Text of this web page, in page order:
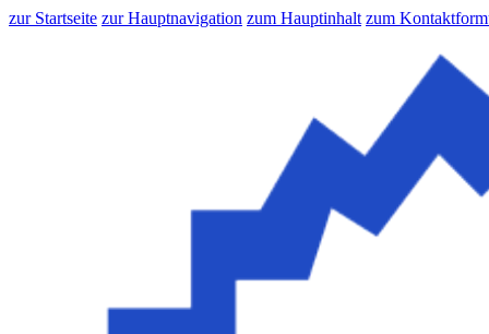
zur Startseite zur Hauptnavigation zum Hauptinhalt zum